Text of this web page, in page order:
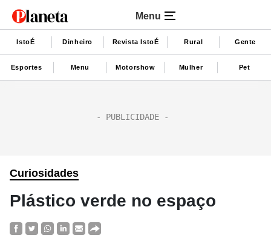
Menu
IstoÉ Dinheiro Revista IstoÉ Rural Gente
Esportes Menu Motorshow Mulher Pet
Curiosidades
Plástico verde no espaço